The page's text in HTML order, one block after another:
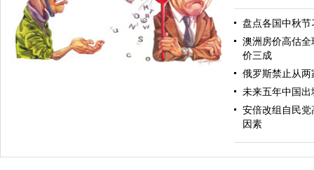
如何下手
盘点各国中秋节
澳洲房价高估
价三成
俄罗斯禁止从
未来五年中国
安倍改组自民
因素